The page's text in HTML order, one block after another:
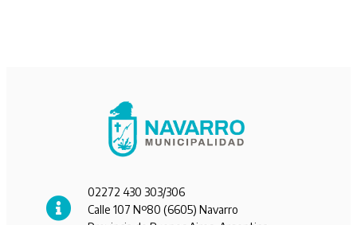
02272 430 303/306
Calle 107 Nº80 (6605) Navarro